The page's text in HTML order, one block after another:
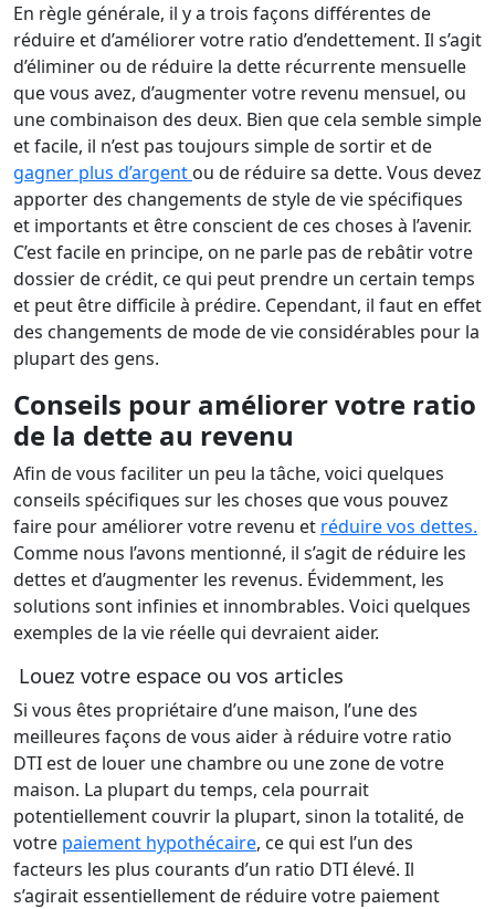
En règle générale, il y a trois façons différentes de
réduire et d’améliorer votre ratio d’endettement. Il s’agit
d’éliminer ou de réduire la dette récurrente mensuelle
que vous avez, d’augmenter votre revenu mensuel, ou
une combinaison des deux. Bien que cela semble simple
et facile, il n’est pas toujours simple de sortir et de
gagner plus d’argent ou de réduire sa dette. Vous devez
apporter des changements de style de vie spécifiques
et importants et être conscient de ces choses à l’avenir.
C’est facile en principe, on ne parle pas de rebâtir votre
dossier de crédit, ce qui peut prendre un certain temps
et peut être difficile à prédire. Cependant, il faut en effet
des changements de mode de vie considérables pour la
plupart des gens.
Conseils pour améliorer votre ratio
de la dette au revenu
Afin de vous faciliter un peu la tâche, voici quelques
conseils spécifiques sur les choses que vous pouvez
faire pour améliorer votre revenu et réduire vos dettes.
Comme nous l’avons mentionné, il s’agit de réduire les
dettes et d’augmenter les revenus. Évidemment, les
solutions sont infinies et innombrables. Voici quelques
exemples de la vie réelle qui devraient aider.
Louez votre espace ou vos articles
Si vous êtes propriétaire d’une maison, l’une des
meilleures façons de vous aider à réduire votre ratio
DTI est de louer une chambre ou une zone de votre
maison. La plupart du temps, cela pourrait
potentiellement couvrir la plupart, sinon la totalité, de
votre paiement hypothécaire, ce qui est l’un des
facteurs les plus courants d’un ratio DTI élevé. Il
s’agirait essentiellement de réduire votre paiement